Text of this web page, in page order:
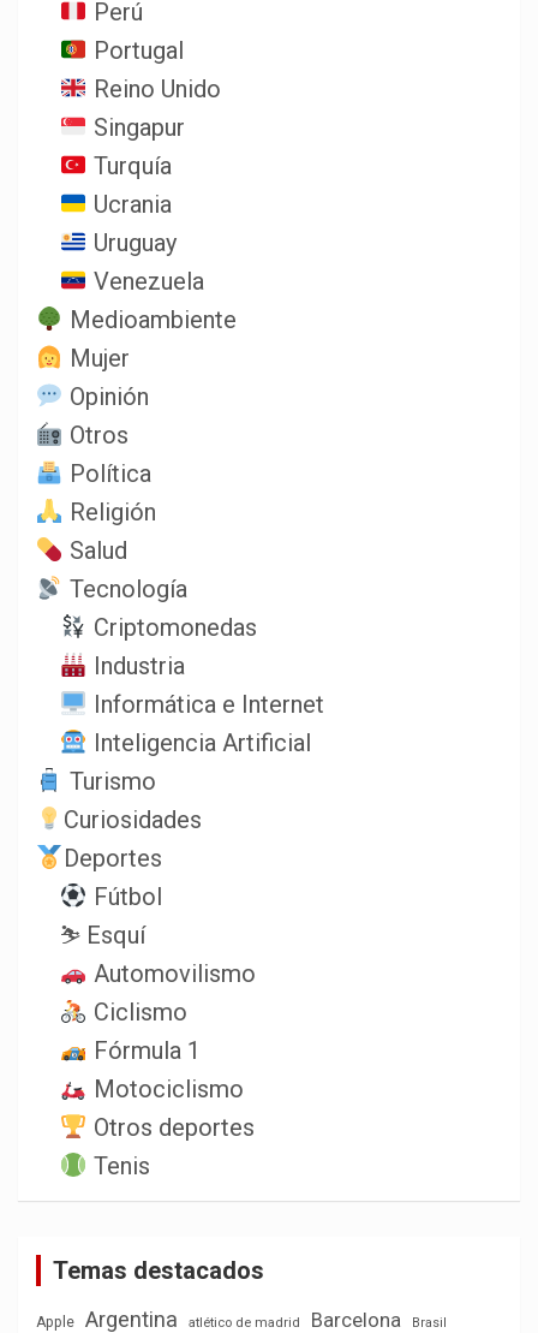
Perú
Portugal
Reino Unido
Singapur
Turquía
Ucrania
Uruguay
Venezuela
Medioambiente
Mujer
Opinión
Otros
Política
Religión
Salud
Tecnología
Criptomonedas
Industria
Informática e Internet
Inteligencia Artificial
Turismo
Curiosidades
Deportes
Fútbol
⛷️ Esquí
Automovilismo
Ciclismo
Fórmula 1
Motociclismo
Otros deportes
Tenis
Temas destacados
Apple Argentina atlético de madrid Barcelona
Brasil